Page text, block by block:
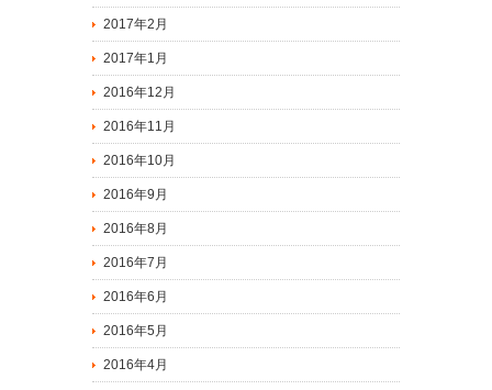
2017年2月
2017年1月
2016年12月
2016年11月
2016年10月
2016年9月
2016年8月
2016年7月
2016年6月
2016年5月
2016年4月